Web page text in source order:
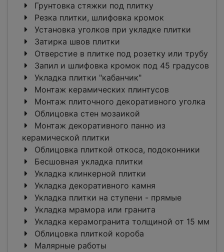
Грунтовка стяжки под плитку
Резка плитки, шлифовка кромок
Установка уголков при укладке плитки
Затирка швов плитки
Отверстие в плитке под розетку или трубу
Запил и шлифовка кромок под 45 градусов
Укладка плитки "кабанчик"
Монтаж керамических плинтусов
Монтаж плиточного декоративного уголка
Облицовка стен мозаикой
Монтаж декоративного панно из
керамической плитки
Облицовка плиткой откоса, подоконники
Бесшовная укладка плитки
Укладка клинкерной плитки
Укладка декоративного камня
Укладка плитки на ступени - прямые
Укладка мрамора или гранита
Укладка керамогранита толщиной от 15 мм
Облицовка плиткой короба
Малярные работы